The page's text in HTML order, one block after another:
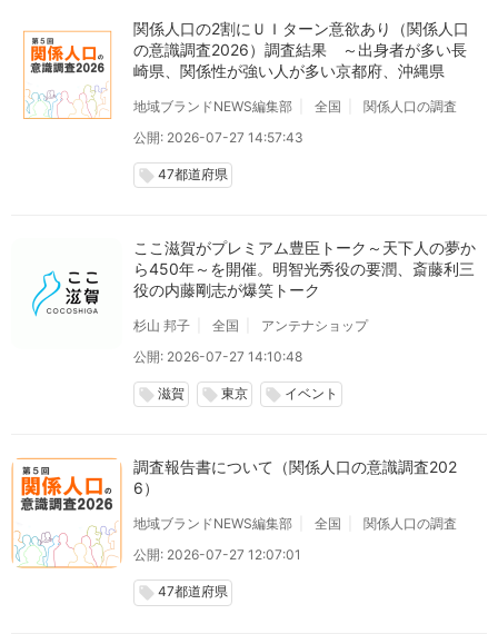
関係人口の2割にＵＩターン意欲あり（関係人口
の意識調査2026）調査結果 ～出身者が多い長
崎県、関係性が強い人が多い京都府、沖縄県
地域ブランドNEWS編集部 全国
関係人口の調査
公開: 2026-07-27 14:57:43
local_offer 47都道府県
ここ滋賀がプレミアム豊臣トーク～天下人の夢か
ら450年～を開催。明智光秀役の要潤、斎藤利三
役の内藤剛志が爆笑トーク
杉山 邦子 全国
アンテナショップ
公開: 2026-07-27 14:10:48
local_offer 滋賀 local_offer 東京 local_offer イベント
調査報告書について（関係人口の意識調査202
6）
地域ブランドNEWS編集部 全国
関係人口の調査
公開: 2026-07-27 12:07:01
local_offer 47都道府県